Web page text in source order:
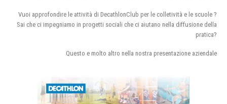
Vuoi approfondire le attività di DecathlonClub per le colletività e le scuole ?
Sai che ci impegniamo in progetti sociali che ci aiutano nella diffusione della
pratica?
Questo e molto altro nella nostra presentazione aziendale